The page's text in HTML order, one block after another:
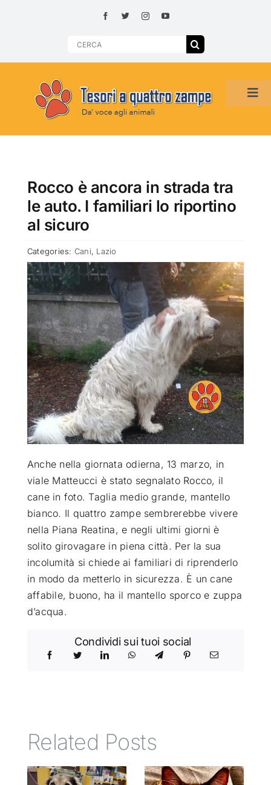
Search
HOME
SMARRITI O DA ADOTTARE
ADOTTATI O RITROVATI
ATTUALITÀ
VIDEO
CHI SIAMO
RUBRICHE
SEMPRE CON ME
Rocco è ancora in strada tra
le auto. I familiari lo riportino
al sicuro
Categories: Cani, Lazio
Anche nella giornata odierna, 13 marzo, in
viale Matteucci è stato segnalato Rocco, il
cane in foto. Taglia medio grande, mantello
bianco. Il quattro zampe sembrerebbe vivere
nella Piana Reatina, e negli ultimi giorni è
solito girovagare in piena città. Per la sua
incolumità si chiede ai familiari di riprenderlo
in modo da metterlo in sicurezza. È un cane
affabile, buono, ha il mantello sporco e zuppa
d’acqua.
Condividi sui tuoi social
Related Posts